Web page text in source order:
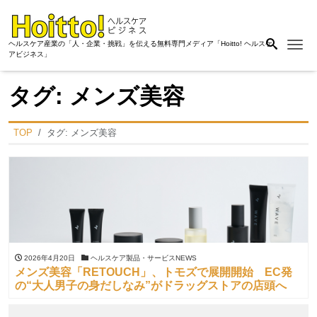
ヘルスケア産業の「人・企業・挑戦」を伝える無料専門メディア「Hoitto! ヘルスケ
アビジネス」
タグ: メンズ美容
TOP タグ: メンズ美容
2026年4月20日 ヘルスケア製品・サービスNEWS
メンズ美容「RETOUCH」、トモズで展開開始 EC発
の“大人男子の身だしなみ”がドラッグストアの店頭へ